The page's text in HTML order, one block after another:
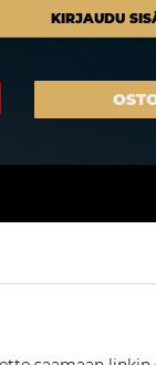
KIRJAUDU